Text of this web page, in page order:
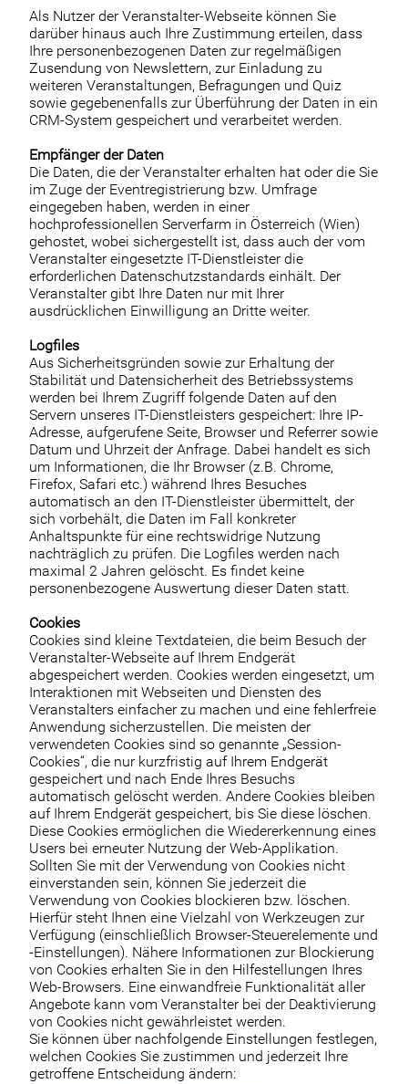
Als Nutzer der Veranstalter-Webseite können Sie
darüber hinaus auch Ihre Zustimmung erteilen, dass
Ihre personenbezogenen Daten zur regelmäßigen
Zusendung von Newslettern, zur Einladung zu
weiteren Veranstaltungen, Befragungen und Quiz
sowie gegebenenfalls zur Überführung der Daten in ein
CRM-System gespeichert und verarbeitet werden.
Empfänger der Daten
Die Daten, die der Veranstalter erhalten hat oder die Sie
im Zuge der Eventregistrierung bzw. Umfrage
eingegeben haben, werden in einer
hochprofessionellen Serverfarm in Österreich (Wien)
gehostet, wobei sichergestellt ist, dass auch der vom
Veranstalter eingesetzte IT-Dienstleister die
erforderlichen Datenschutzstandards einhält. Der
Veranstalter gibt Ihre Daten nur mit Ihrer
ausdrücklichen Einwilligung an Dritte weiter.
Logfiles
Aus Sicherheitsgründen sowie zur Erhaltung der
Stabilität und Datensicherheit des Betriebssystems
werden bei Ihrem Zugriff folgende Daten auf den
Servern unseres IT-Dienstleisters gespeichert: Ihre IP-
Adresse, aufgerufene Seite, Browser und Referrer sowie
Datum und Uhrzeit der Anfrage. Dabei handelt es sich
um Informationen, die Ihr Browser (z.B. Chrome,
Firefox, Safari etc.) während Ihres Besuches
automatisch an den IT-Dienstleister übermittelt, der
sich vorbehält, die Daten im Fall konkreter
Anhaltspunkte für eine rechtswidrige Nutzung
nachträglich zu prüfen. Die Logfiles werden nach
maximal 2 Jahren gelöscht. Es findet keine
personenbezogene Auswertung dieser Daten statt.
Cookies
Cookies sind kleine Textdateien, die beim Besuch der
Veranstalter-Webseite auf Ihrem Endgerät
abgespeichert werden. Cookies werden eingesetzt, um
Interaktionen mit Webseiten und Diensten des
Veranstalters einfacher zu machen und eine fehlerfreie
Anwendung sicherzustellen. Die meisten der
verwendeten Cookies sind so genannte „Session-
Cookies“, die nur kurzfristig auf Ihrem Endgerät
gespeichert und nach Ende Ihres Besuchs
automatisch gelöscht werden. Andere Cookies bleiben
auf Ihrem Endgerät gespeichert, bis Sie diese löschen.
Diese Cookies ermöglichen die Wiedererkennung eines
Users bei erneuter Nutzung der Web-Applikation.
Sollten Sie mit der Verwendung von Cookies nicht
einverstanden sein, können Sie jederzeit die
Verwendung von Cookies blockieren bzw. löschen.
Hierfür steht Ihnen eine Vielzahl von Werkzeugen zur
Verfügung (einschließlich Browser-Steuerelemente und
-Einstellungen). Nähere Informationen zur Blockierung
von Cookies erhalten Sie in den Hilfestellungen Ihres
Web-Browsers. Eine einwandfreie Funktionalität aller
Angebote kann vom Veranstalter bei der Deaktivierung
von Cookies nicht gewährleistet werden.
Sie können über nachfolgende Einstellungen festlegen,
welchen Cookies Sie zustimmen und jederzeit Ihre
getroffene Entscheidung ändern: